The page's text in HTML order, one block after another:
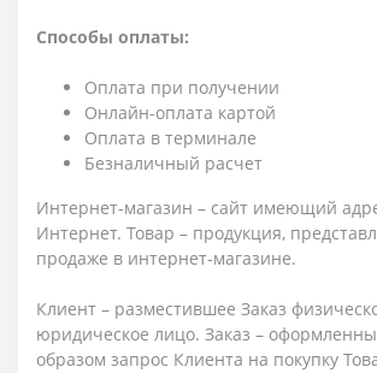
Способы оплаты:
Оплата при получении
Онлайн-оплата картой
Оплата в терминале
Безналичный расчет
Интернет-магазин – сайт имеющий
Интернет. Товар – продукция,
продаже в интернет-магазине.
Клиент – разместившее Заказ
юридическое лицо. Заказ –
образом запрос Клиента на покупку